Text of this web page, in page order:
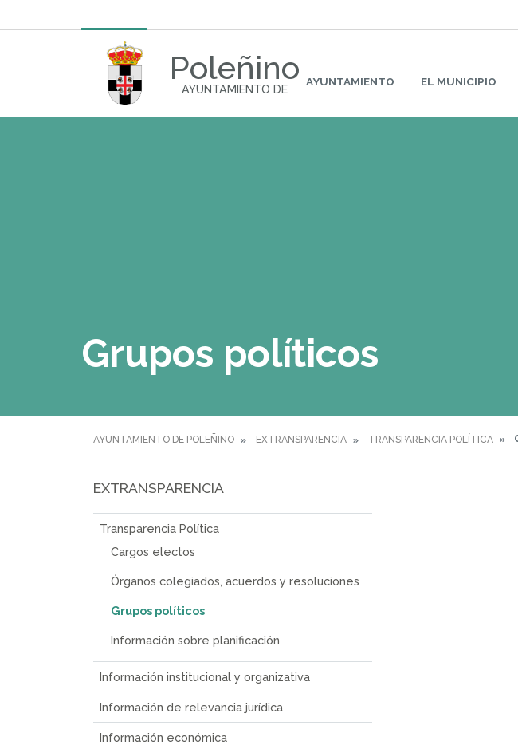
Poleñino
AYUNTAMIENTO DE
AYUNTAMIENTO EL MUNICIPIO
Grupos políticos
AYUNTAMIENTO DE POLEÑINO EXTRANSPARENCIA TRANSPARENCIA POLÍTICA
EXTRANSPARENCIA
Transparencia Política
Cargos electos
Órganos colegiados, acuerdos y resoluciones
Grupos políticos
Información sobre planificación
Información institucional y organizativa
Información de relevancia jurídica
Información económica